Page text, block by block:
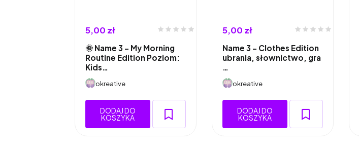
5,00 zł
🌞 Name 3 – My Morning
Routine Edition Poziom:
Kids…
okreative
DODAJ DO
KOSZYKA
5,00 zł
Name 3 – Clothes Edition
ubrania, słownictwo, gra
…
okreative
DODAJ DO
KOSZYKA